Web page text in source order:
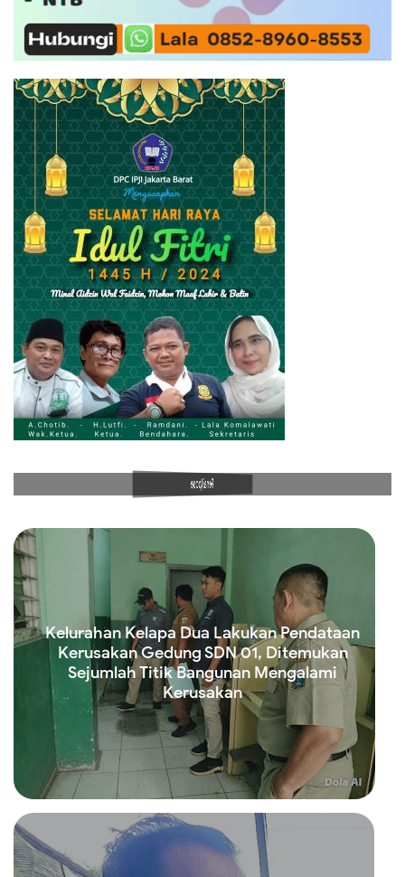
PenaXpose
Kelurahan Kelapa Dua Lakukan Pendataan
Kerusakan Gedung SDN 01, Ditemukan
Sejumlah Titik Bangunan Mengalami
Kerusakan
Read more